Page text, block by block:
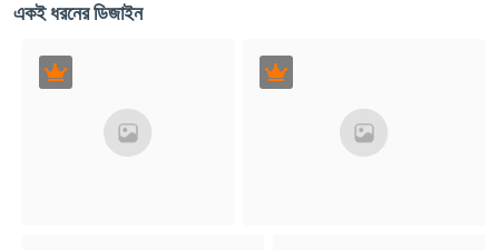
একই ধরনের ডিজাইন